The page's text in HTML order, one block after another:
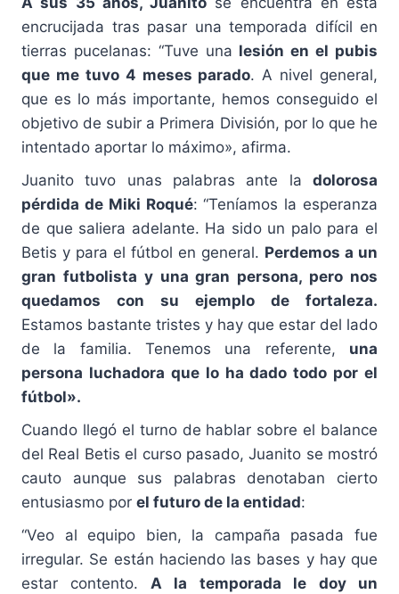
encrucijada tras pasar una temporada difícil en
tierras pucelanas: “Tuve una lesión en el pubis
que me tuvo 4 meses parado. A nivel general,
que es lo más importante, hemos conseguido el
objetivo de subir a Primera División, por lo que he
intentado aportar lo máximo», afirma.
Juanito tuvo unas palabras ante la dolorosa
pérdida de Miki Roqué: “Teníamos la esperanza
de que saliera adelante. Ha sido un palo para el
Betis y para el fútbol en general. Perdemos a un
gran futbolista y una gran persona, pero nos
quedamos con su ejemplo de fortaleza.
Estamos bastante tristes y hay que estar del lado
de la familia. Tenemos una referente, una
persona luchadora que lo ha dado todo por el
fútbol».
Cuando llegó el turno de hablar sobre el balance
del Real Betis el curso pasado, Juanito se mostró
cauto aunque sus palabras denotaban cierto
entusiasmo por el futuro de la entidad:
“Veo al equipo bien, la campaña pasada fue
irregular. Se están haciendo las bases y hay que
estar contento. A la temporada le doy un